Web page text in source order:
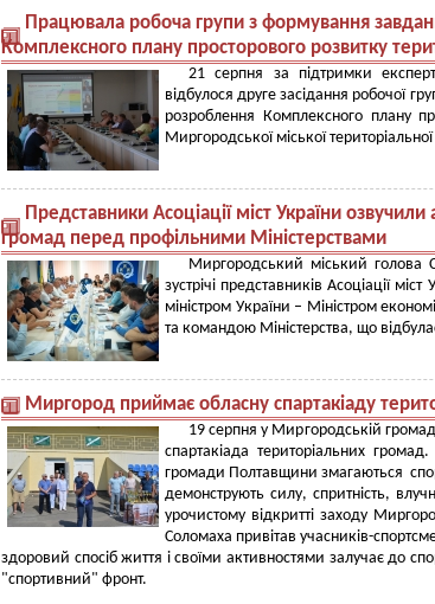
Працювала робоча групи з формування
Комплексного плану просторового розвитку
21 серпня за підтримки
відбулося друге засідання робочої
розроблення Комплексного плану
Миргородської міської
Представники Асоціації міст України
громад перед профільними Міністерствами
Миргородський міський голова
зустрічі представників Асоціації
міністром України – Міністром
та командою Міністерства, що
Миргород приймає обласну спартакіаду
19 серпня у Миргородській
спартакіада територіальних
громади Полтавщини змагаються
демонструють силу, спритність,
урочистому відкритті заходу
Соломаха привітав учасників-
здоровий спосіб життя і своїми активностями залучає до
"спортивний" фронт.